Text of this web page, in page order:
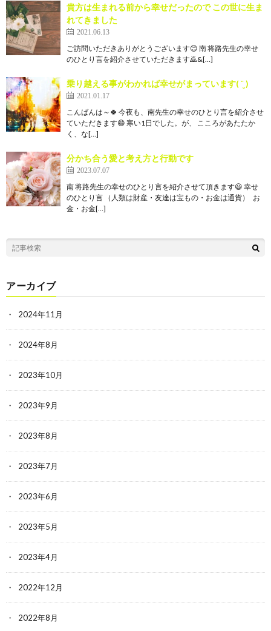
貴方は生まれる前から幸せだったので この世に生ま
れてきました
2021.06.13
ご訪問いただきありがとうございます😊 南 将路先生の幸せ
のひとり言を紹介させていただきます🙇‍&[…]
乗り越える事がわかれば幸せがまっています( ¨̮ )
2021.01.17
こんばんは～🍀 今夜も、南先生の幸せのひとり言を紹介させ
ていただきます😄 寒い1日でした。が、 こころがあたたか
く、な[…]
分かち合う愛と考え方と行動です
2023.07.07
南 将路先生の幸せのひとり言を紹介させて頂きます😃 幸せ
のひとり言 （人類は財産・友達は宝もの・お金は通貨） お
金・お金[…]
アーカイブ
2024年11月
2024年8月
2023年10月
2023年9月
2023年8月
2023年7月
2023年6月
2023年5月
2023年4月
2022年12月
2022年8月